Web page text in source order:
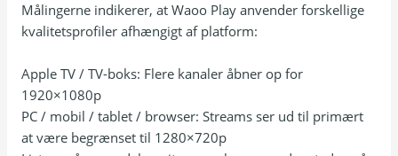
Målingerne indikerer, at Waoo Play anvender forskellige
kvalitetsprofiler afhængigt af platform:
Apple TV / TV-boks: Flere kanaler åbner op for
1920×1080p
PC / mobil / tablet / browser: Streams ser ud til primært
at være begrænset til 1280×720p